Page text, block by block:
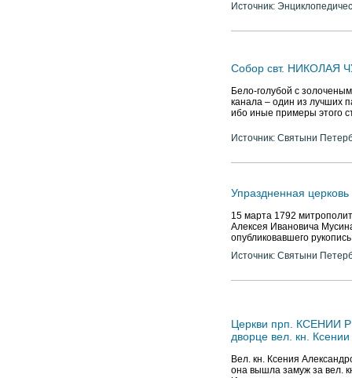
Источник:
Собор свт. НИКОЛАЯ
Бело-голубой с
канала – один из лучших
ибо иные примеры этого
Источник: Святыни
Упраздненная
15 марта 1792
Алексея Ивановича
опубликовавшего
Источник: Святыни
Церкви прп. КСЕНИИ
дворце вел. кн.
Вел. кн. Ксения
она вышла замуж за вел.